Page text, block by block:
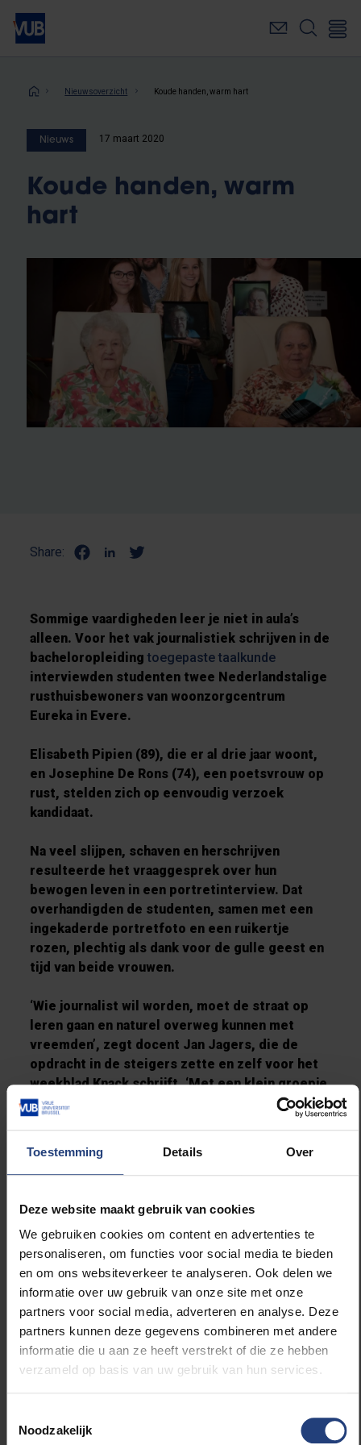
Toestemming Details Over
Deze website maakt gebruik van cookies
We gebruiken cookies om content en advertenties te
personaliseren, om functies voor social media te bieden
en om ons websiteverkeer te analyseren. Ook delen we
informatie over uw gebruik van onze site met onze
partners voor social media, adverteren en analyse. Deze
partners kunnen deze gegevens combineren met andere
informatie die u aan ze heeft verstrekt of die ze hebben
verzameld op basis van uw gebruik van hun services.
Noodzakelijk
Overslaan
naar
inhoudKruimelpad
Nieuwsoverzicht Koude handen, warm hart
Nieuws 17 maart 2020
Koude handen, warm
hart
Share:
Sommige vaardigheden leer je niet in aula’s
alleen. Voor het vak journalistiek schrijven in de
bacheloropleidingtoegepaste taalkunde
interviewden studenten twee Nederlandstalige
rusthuisbewoners van woonzorgcentrum
Eureka in Evere.
Elisabeth Pipien (89), die er al drie jaar woont,
en Josephine De Rons (74), een poetsvrouw op
rust, stelden zich op eenvoudig verzoek
kandidaat.
Na veel slijpen, schaven en herschrijven
resulteerde het vraaggesprek over hun
bewogen leven in een portretinterview. Dat
overhandigden de studenten, samen met een
ingekaderde portretfoto en een ruikertje
rozen, plechtig als dank voor de gulle geest en
tijd van beide vrouwen.
‘Wie journalist wil worden, moet de straat op
leren gaan en naturel overweg kunnen met
vreemden’, zegt docent Jan Jagers, die de
opdracht in de steigers zette en zelf voor het
weekblad Knack schrijft. ‘Met een klein groepje
studenten kun je net iets meer.
– een stukje stad, buiten de campusmuren – komen
ze uit hun comfortzone. Tegelijkertijd maken ze hun
van snelle deadlines en het ‘publiek gaan’ van hun
stuk. Die combinatie is spannend, vind ik, didactisch
boeiend en relevant.’
Op hun paasbest voor de gelegenheid, namen
Elisabeth en Josephine het portret in ontvangst. “Wij
hebben toen goed gebabbeld. Dat ging vanzelf hé”,
lacht Elisabeth wanneer de studenten Jana Van
Assche en Phaedra Volkaerts haar de tekst en het
Josephine, die als kind haar moeder verloor maar